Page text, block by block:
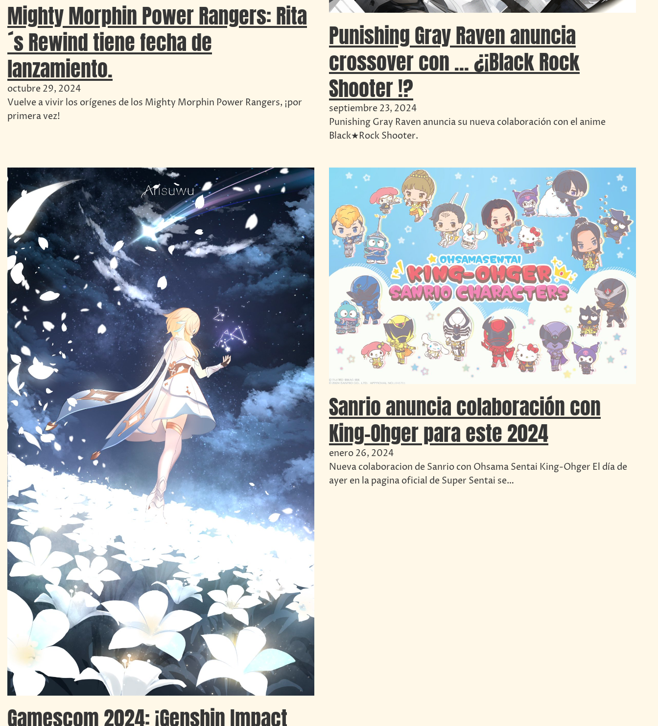
Mighty Morphin Power Rangers: Rita
´s Rewind tiene fecha de
lanzamiento.
octubre 29, 2024
Vuelve a vivir los orígenes de los Mighty Morphin Power Rangers, ¡por
primera vez!
Punishing Gray Raven anuncia
crossover con … ¿¡Black Rock
Shooter !?
septiembre 23, 2024
Punishing Gray Raven anuncia su nueva colaboración con el anime
Black★Rock Shooter.
Gamescom 2024: ¡Genshin Impact
Sanrio anuncia colaboración con
King-Ohger para este 2024
enero 26, 2024
Nueva colaboracion de Sanrio con Ohsama Sentai King-Ohger El día de
ayer en la pagina oficial de Super Sentai se…